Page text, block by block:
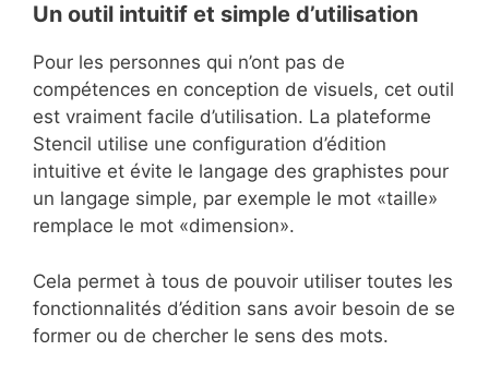
Un outil intuitif et simple d’utilisation
Pour les personnes qui n’ont pas de
compétences en conception de visuels, cet outil
est vraiment facile d’utilisation. La plateforme
Stencil utilise une configuration d’édition
intuitive et évite le langage des graphistes pour
un langage simple, par exemple le mot «taille»
remplace le mot «dimension».
Cela permet à tous de pouvoir utiliser toutes les
fonctionnalités d’édition sans avoir besoin de se
former ou de chercher le sens des mots.